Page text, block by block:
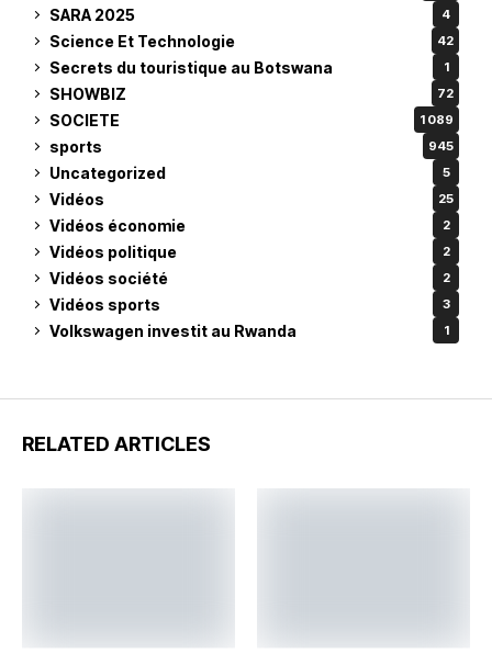
SARA 2025 4
Science Et Technologie 42
Secrets du touristique au Botswana 1
SHOWBIZ 72
SOCIETE 1 089
sports 945
Uncategorized 5
Vidéos 25
Vidéos économie 2
Vidéos politique 2
Vidéos société 2
Vidéos sports 3
Volkswagen investit au Rwanda 1
RELATED ARTICLES